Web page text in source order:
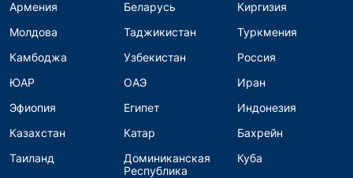
Армения
Беларусь
Киргизия
Молдова
Таджикистан
Туркмения
Камбоджа
Узбекистан
Россия
ЮАР
ОАЭ
Иран
Эфиопия
Египет
Индонезия
Казахстан
Катар
Бахрейн
Таиланд
Доминиканская
Республика
Куба